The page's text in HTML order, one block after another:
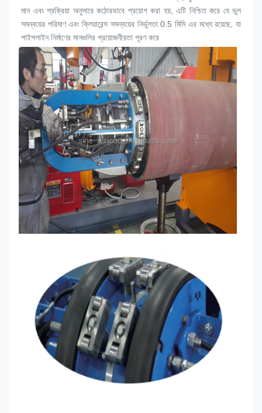
মান এবং প্রক্রিয়া অনুসারে কঠোরভাবে প্রয়োগ করা হয়, এটি নিশ্চিত করে যে ভুল
সমন্বয়ের পরিমাণ এবং ক্লিয়ারেন্স সমন্বয়ের নির্ভুলতা 0.5 মিমি এর মধ্যে রয়েছে, যা
পাইপলাইন নির্মাণের মানগুলির প্রয়োজনীয়তা পূরণ করে